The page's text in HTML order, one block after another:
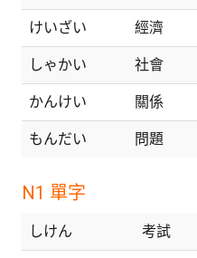
けいざい 經濟
しゃかい 社會
かんけい 關係
もんだい 問題
N1 單字
しけん 考試